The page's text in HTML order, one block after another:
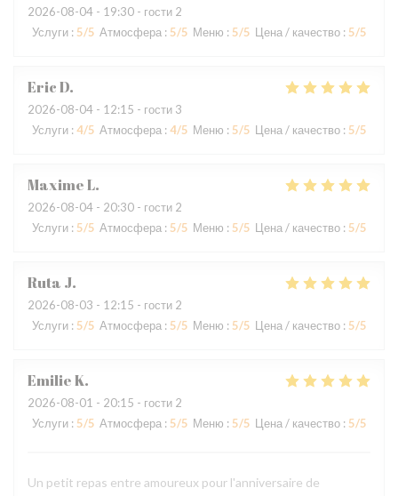
2026-08-04 - 19:30 - гости 2
Услуги : 5/5 Атмосфера : 5/5 Меню : 5/5 Цена / качество : 5/5
EricD
2026-08-04 - 12:15 - гости 3
Услуги : 4/5 Атмосфера : 4/5 Меню : 5/5 Цена / качество : 5/5
MaximeL
2026-08-04 - 20:30 - гости 2
Услуги : 5/5 Атмосфера : 5/5 Меню : 5/5 Цена / качество : 5/5
Ruta J
2026-08-03 - 12:15 - гости 2
Услуги : 5/5 Атмосфера : 5/5 Меню : 5/5 Цена / качество : 5/5
EmilieK
2026-08-01 - 20:15 - гости 2
Услуги : 5/5 Атмосфера : 5/5 Меню : 5/5 Цена / качество : 5/5
Un petit repas entre amoureux pour l'anniversaire de